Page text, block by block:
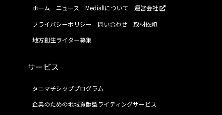
ホーム ニュース Mediallについて
運営会社
プライバシーポリシー
問い合わせ
取材依頼
地方創生ライター募集
サービス
タニマチシッププログラム
企業のための地域貢献型ライティングサービス